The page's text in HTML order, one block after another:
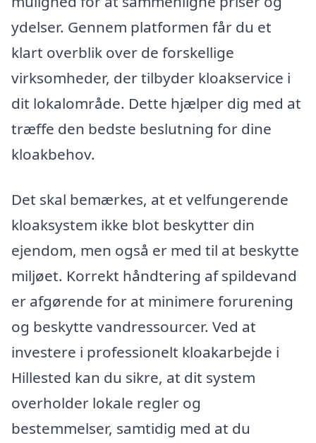
ydelser. Gennem platformen får du et
klart overblik over de forskellige
virksomheder, der tilbyder kloakservice i
dit lokalområde. Dette hjælper dig med at
træffe den bedste beslutning for dine
kloakbehov.
Det skal bemærkes, at et velfungerende
kloaksystem ikke blot beskytter din
ejendom, men også er med til at beskytte
miljøet. Korrekt håndtering af spildevand
er afgørende for at minimere forurening
og beskytte vandressourcer. Ved at
investere i professionelt kloakarbejde i
Hillested kan du sikre, at dit system
overholder lokale regler og
bestemmelser, samtidig med at du